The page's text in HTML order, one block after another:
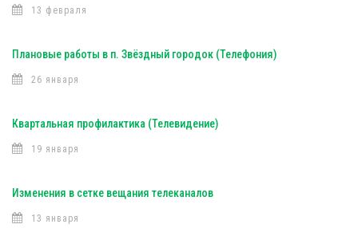
13 февраля
Плановые работы в п. Звёздный городок (Телефония)
26 января
Квартальная профилактика (Телевидение)
19 января
Изменения в сетке вещания телеканалов
13 января